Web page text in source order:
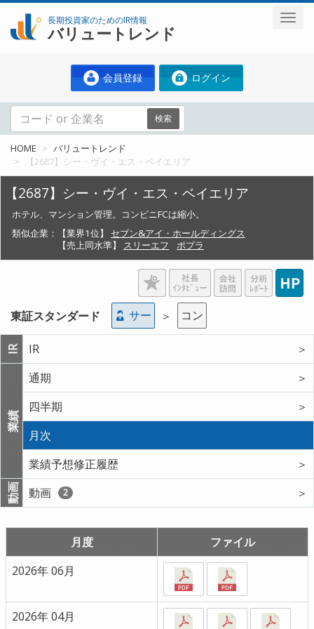
長期投資家のためのIR情報
バリュートレンド
会員登録 ログイン
検索
HOME
バリュートレンド
【2687】シー・ヴイ・エス・ベイエリア
【2687】シー・ヴイ・エス・ベイエリア
ホテル、マンション管理。コンビニFCは縮小。
類似企業：
【業界1位】
セブン&アイ・ホールディングス
【売上同水準】
スリーエフ ポプラ
東証スタンダード サー ＞ コン
IR IR ＞
業績
通期
＞
四半期
＞
月次
業績予想修正履歴
＞
動画 動画 2 ＞
月度
ファイル
2026年 06月
2026年 04月